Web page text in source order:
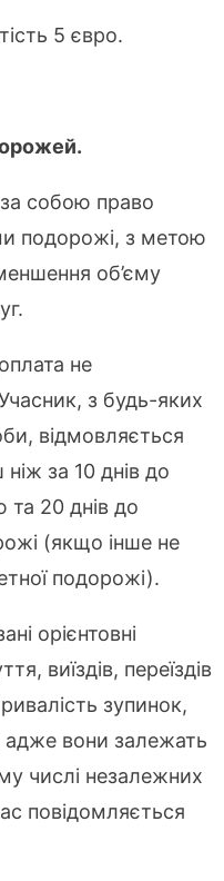
5 євро.
собою право
подорожі, з метою
об’єму
не
з будь-яких
відмовляється
за 10 днів до
та 20 днів до
(якщо інше не
подорожі).
орієнтовні
виїздів, переїздів
зупинок,
адже вони залежать
числі незалежних
повідомляється